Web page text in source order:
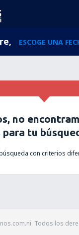
, ESCOGE UNA
no
tu
con criterios
Todos los